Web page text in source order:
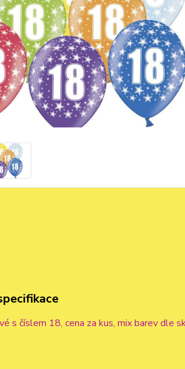
s číslem 18, cena za kus, mix barev dle